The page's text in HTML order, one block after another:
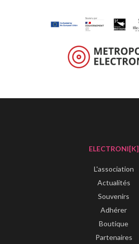
ELECTRONI[K]
L'association
Actualités
Souvenirs
Adhérer
Boutique
Partenaires